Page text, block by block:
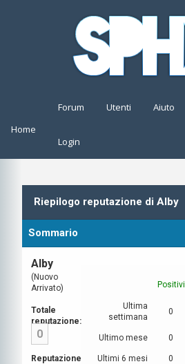
Home
Forum Utenti Aiuto
Login
Riepilogo reputazione di Alby
Sommario
Alby
(Nuovo
Arrivato)
Totale
reputazione:
0
Reputazione
Positivi
Ultima
settimana
0
Ultimo mese 0
Ultimi 6 mesi 0